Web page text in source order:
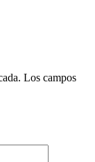
Los campos